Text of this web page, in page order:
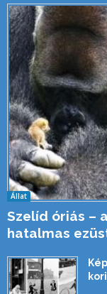
Állat
Szelíd óriás –
hatalmas